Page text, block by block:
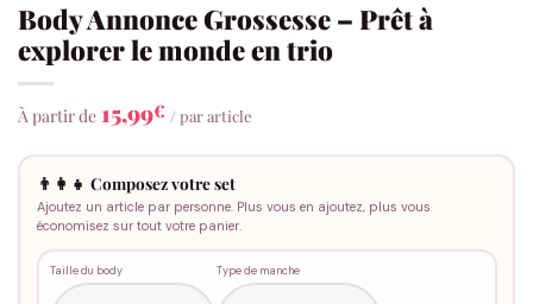
Body Annonce Grossesse – Prêt à
explorer le monde en trio
À partir de 15,99€ / par article
👨‍👩‍👧 Composez votre set
Ajoutez un article par personne. Plus vous en ajoutez, plus vous
économisez sur tout votre panier.
Taille du body Type de manche